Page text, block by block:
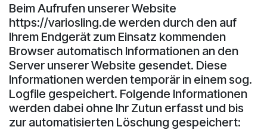
Beim Aufrufen unserer Website
https://variosling.de werden durch den auf
Ihrem Endgerät zum Einsatz kommenden
Browser automatisch Informationen an den
Server unserer Website gesendet. Diese
Informationen werden temporär in einem sog.
Logfile gespeichert. Folgende Informationen
werden dabei ohne Ihr Zutun erfasst und bis
zur automatisierten Löschung gespeichert: